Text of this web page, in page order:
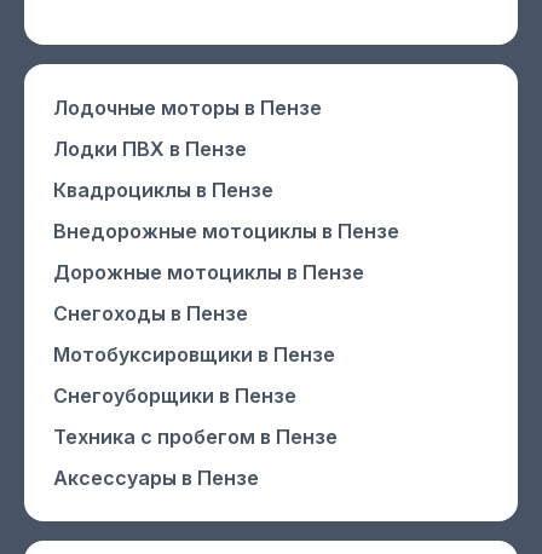
Лодочные моторы в Пензе
Лодки ПВХ в Пензе
Квадроциклы в Пензе
Внедорожные мотоциклы в Пензе
Дорожные мотоциклы в Пензе
Снегоходы в Пензе
Мотобуксировщики в Пензе
Снегоуборщики в Пензе
Техника с пробегом в Пензе
Аксессуары в Пензе